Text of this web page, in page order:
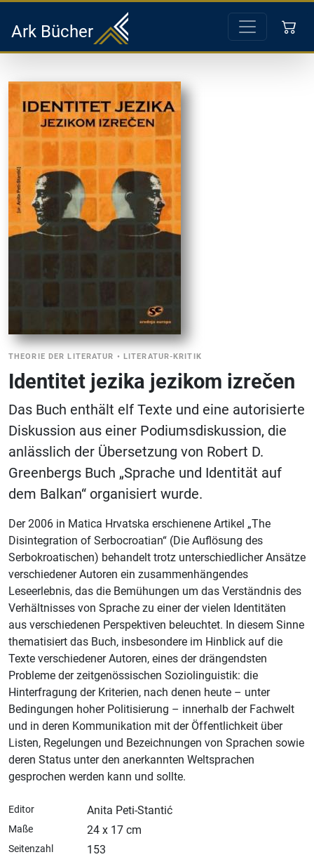
Ark Bücher
THEORIE DER LITERATUR • LITERATUR-KRITIK
Identitet jezika jezikom izrečen
Das Buch enthält elf Texte und eine autorisierte
Diskussion aus einer Podiumsdiskussion, die
anlässlich der Übersetzung von Robert D.
Greenbergs Buch „Sprache und Identität auf
dem Balkan“ organisiert wurde.
Der 2006 in Matica Hrvatska erschienene Artikel „The
Disintegration of Serbocroatian“ (Die Auflösung des
Serbokroatischen) behandelt trotz unterschiedlicher Ansätze
verschiedener Autoren ein zusammenhängendes
Leseerlebnis, das die Bemühungen um das Verständnis des
Verhältnisses von Sprache zu einer der vielen Identitäten
aus verschiedenen Perspektiven beleuchtet. In diesem Sinne
thematisiert das Buch, insbesondere im Hinblick auf die
Texte verschiedener Autoren, eines der drängendsten
Probleme der zeitgenössischen Soziolinguistik: die
Hinterfragung der Kriterien, nach denen heute – unter
Bedingungen hoher Politisierung – innerhalb der Fachwelt
und in deren Kommunikation mit der Öffentlichkeit über
Listen, Regelungen und Bezeichnungen von Sprachen sowie
deren Status unter den anerkannten Weltsprachen
gesprochen werden kann und sollte.
Editor Anita Peti-Stantić
Maße 24 x 17 cm
Seitenzahl 153